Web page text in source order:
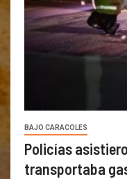
BAJO CARACOLES
Policías
transportaba